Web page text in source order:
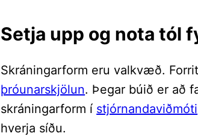
Setja upp og nota tól
Skráningarform eru valkvæð.
þróunarskjölun. Þegar búið er að
skráningarform í stjórnandaviðmóti
hverja síðu.